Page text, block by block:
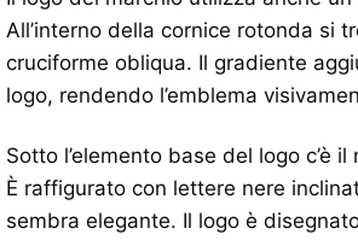
All’interno della cornice rotonda si
cruciforme obliqua. Il gradiente
logo, rendendo l’emblema
Sotto l’elemento base del logo c’è il
È raffigurato con lettere nere
sembra elegante. Il logo è